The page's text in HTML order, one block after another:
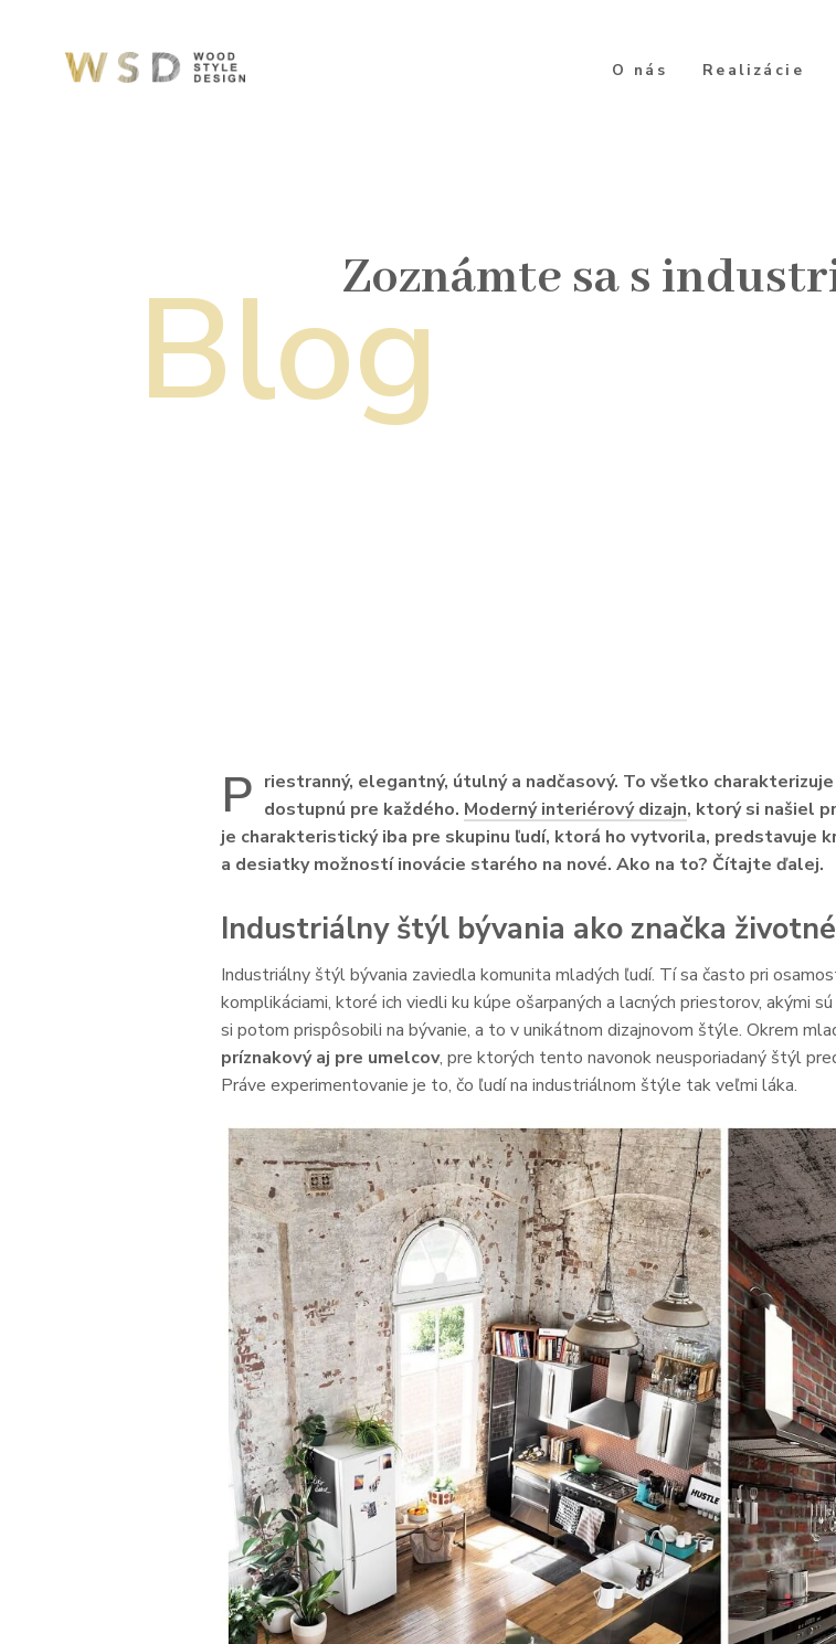
O nás Realizácie
Zoznámte sa s
Blog
P riestranný, elegantný, útulný a nadčasový. To všetko
dostupnú pre každého. Moderný interiérový dizajn, ktorý si našiel
je charakteristický iba pre skupinu ľudí, ktorá ho vytvorila, predstavuje
a desiatky možností inovácie starého na nové. Ako na to? Čítajte ďalej.
Industriálny štýl bývania ako značka
Industriálny štýl bývania zaviedla komunita mladých ľudí. Tí sa často pri
komplikáciami, ktoré ich viedli ku kúpe ošarpaných a lacných priestorov, akými
si potom prispôsobili na bývanie, a to v unikátnom dizajnovom štýle. Okrem
príznakový aj pre umelcov, pre ktorých tento navonok neusporiadaný štýl
Práve experimentovanie je to, čo ľudí na industriálnom štýle tak veľmi láka.